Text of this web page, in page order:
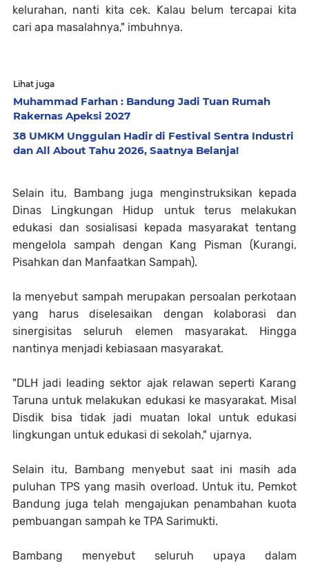
kelurahan, nanti kita cek. Kalau belum tercapai kita
cari apa masalahnya," imbuhnya.
Lihat juga
Muhammad Farhan : Bandung Jadi Tuan Rumah
Rakernas Apeksi 2027
38 UMKM Unggulan Hadir di Festival Sentra Industri
dan All About Tahu 2026, Saatnya Belanja!
Selain itu, Bambang juga menginstruksikan kepada
Dinas Lingkungan Hidup untuk terus melakukan
edukasi dan sosialisasi kepada masyarakat tentang
mengelola sampah dengan Kang Pisman (Kurangi,
Pisahkan dan Manfaatkan Sampah).
Ia menyebut sampah merupakan persoalan perkotaan
yang harus diselesaikan dengan kolaborasi dan
sinergisitas seluruh elemen masyarakat. Hingga
nantinya menjadi kebiasaan masyarakat.
"DLH jadi leading sektor ajak relawan seperti Karang
Taruna untuk melakukan edukasi ke masyarakat. Misal
Disdik bisa tidak jadi muatan lokal untuk edukasi
lingkungan untuk edukasi di sekolah," ujarnya.
Selain itu, Bambang menyebut saat ini masih ada
puluhan TPS yang masih overload. Untuk itu, Pemkot
Bandung juga telah mengajukan penambahan kuota
pembuangan sampah ke TPA Sarimukti.
Bambang menyebut seluruh upaya dalam